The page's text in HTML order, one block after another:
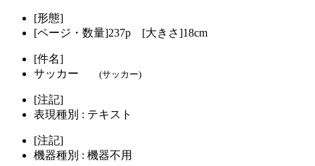
[形態]
[ページ・数量]237p [大きさ]18cm
[件名]
サッカー
(サッカー)
[注記]
表現種別 : テキスト
[注記]
機器種別 : 機器不用